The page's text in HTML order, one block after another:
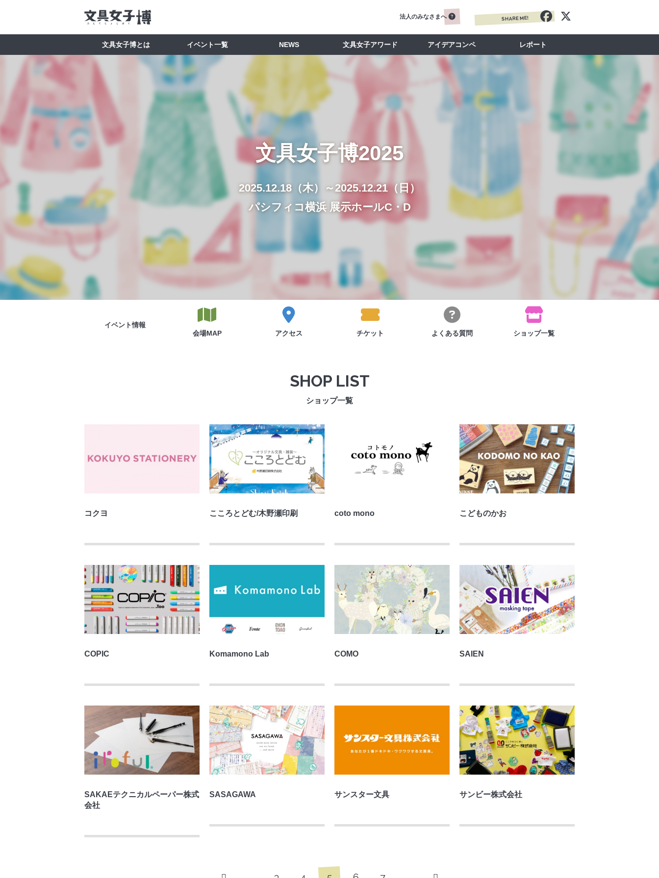
文具女子博とは イベント一覧 NEWS 文具女子アワード アイデアコンペ レポート
法人のみなさまへ SHARE ME!
文具女子博2025
2025.12.18（木）～2025.12.21（日）
パシフィコ横浜 展示ホールC・D
イベント情報
会場MAP アクセス チケット よくある質問 ショップ一覧
SHOP LIST
ショップ一覧
コクヨ こころとどむ/木野瀬印刷 coto mono こどものかお
COPIC Komamono Lab COMO SAIEN
SAKAEテクニカルペーパー株式
会社
SASAGAWA サンスター文具 サンビー株式会社